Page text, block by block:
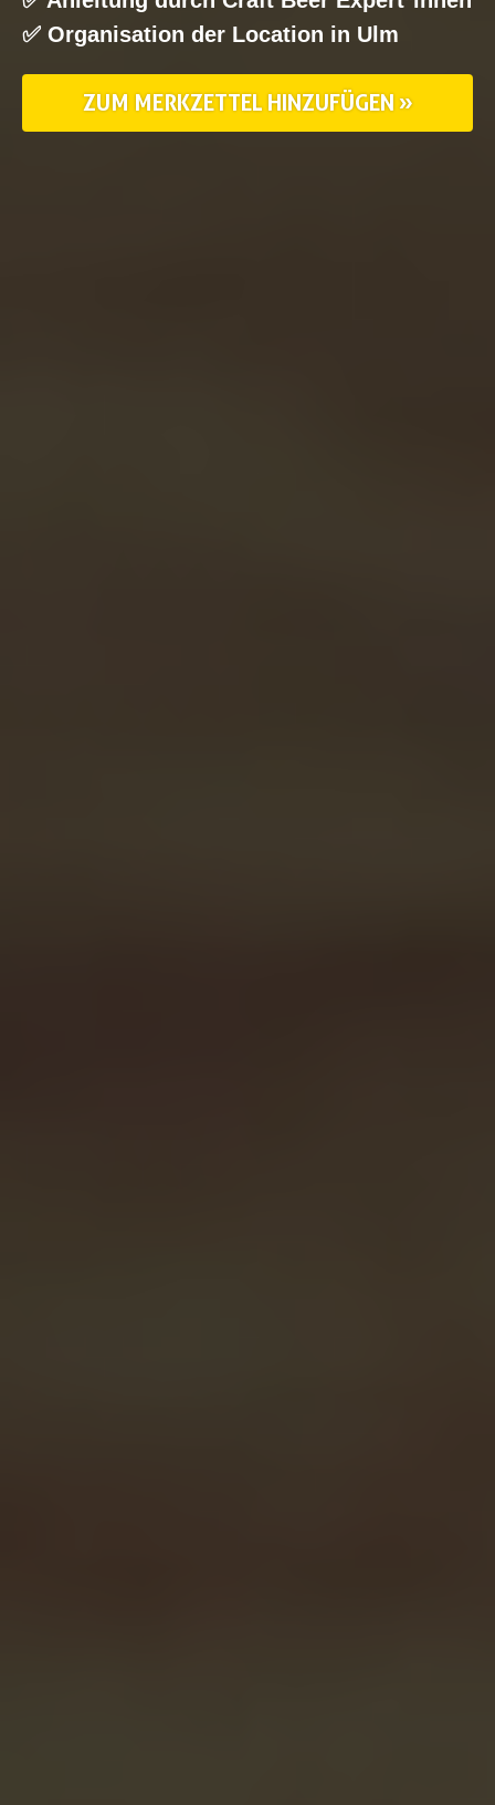
✅ Organisation der Location in Ulm
ZUM MERKZETTEL HINZUFÜGEN »